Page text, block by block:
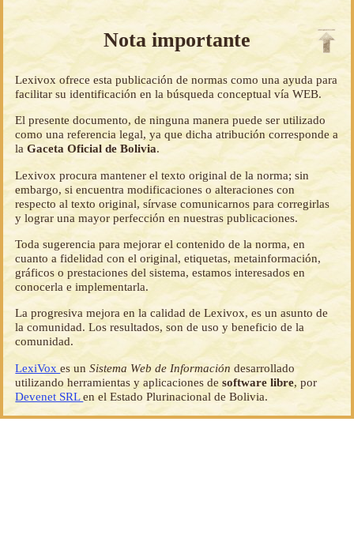
Nota importante
Lexivox ofrece esta publicación de normas como una ayuda para
facilitar su identificación en la búsqueda conceptual vía WEB.
El presente documento, de ninguna manera puede ser utilizado
como una referencia legal, ya que dicha atribución corresponde a
laGaceta Oficial de Bolivia.
Lexivox procura mantener el texto original de la norma; sin
embargo, si encuentra modificaciones o alteraciones con
respecto al texto original, sírvase comunicarnos para corregirlas
y lograr una mayor perfección en nuestras publicaciones.
Toda sugerencia para mejorar el contenido de la norma, en
cuanto a fidelidad con el original, etiquetas, metainformación,
gráficos o prestaciones del sistema, estamos interesados en
conocerla e implementarla.
La progresiva mejora en la calidad de Lexivox, es un asunto de
la comunidad. Los resultados, son de uso y beneficio de la
comunidad.
LexiVoxes unSistema Web de Información desarrollado
utilizando herramientas y aplicaciones desoftware libre, por
Devenet SRLen el Estado Plurinacional de Bolivia.